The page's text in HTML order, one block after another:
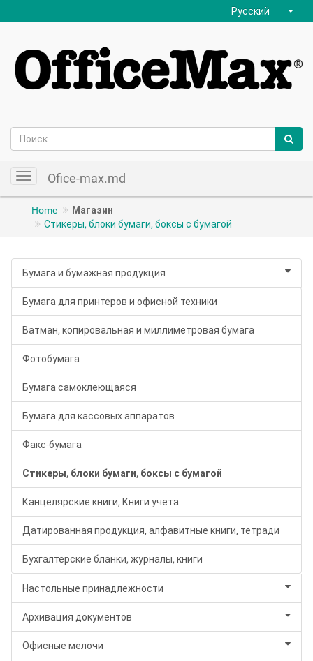
Русский
ToggleOfice-max.md
Home
Магазин
Стикеры, блоки бумаги, боксы с бумагой
Бумага и бумажная продукция
Бумага для принтеров и офисной техники
Ватман, копировальная и миллиметровая бумага
Фотобумага
Бумага самоклеющаяся
Бумага для кассовых аппаратов
Факс-бумага
Стикеры, блоки бумаги, боксы с бумагой
Канцелярские книги, Книги учета
Датированная продукция, алфавитные книги, тетради
Бухгалтерские бланки, журналы, книги
Настольные принадлежности
Архивация документов
Офисные мелочи